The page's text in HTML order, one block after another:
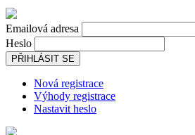
Emailová adresa
Heslo
PŘIHLÁSIT SE
Nová registrace
Výhody registrace
Nastavit heslo